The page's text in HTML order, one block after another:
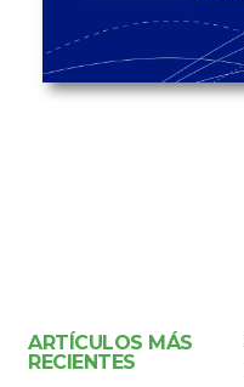
ARTÍCULOS MÁS
RECIENTES